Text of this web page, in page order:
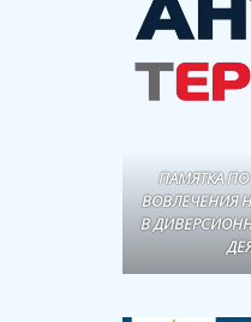
ПАМЯТКА
ВОВЛЕЧЕНИЯ
В